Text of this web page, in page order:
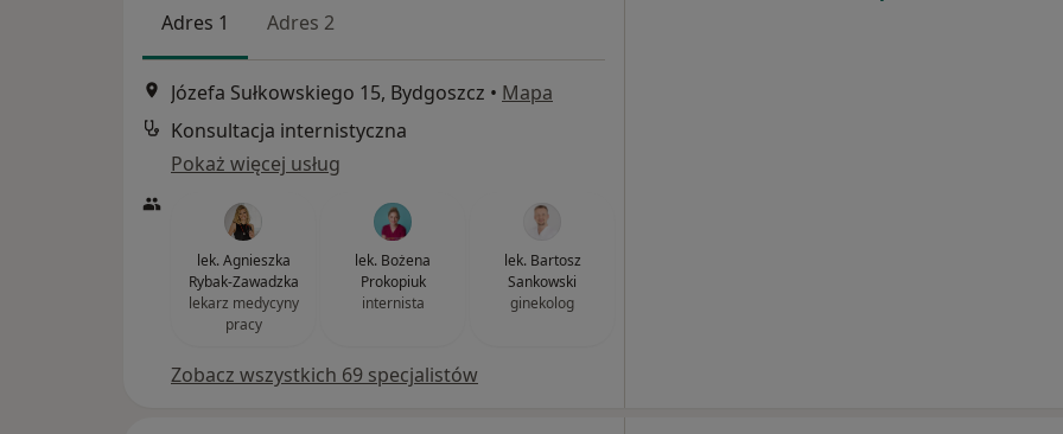
Adres 1 Adres 2
Józefa Sułkowskiego 15, Bydgoszcz • Mapa
Konsultacja internistyczna
Pokaż więcej usług
lek. Agnieszka
Rybak-Zawadzka
lekarz medycyny
pracy
lek. Bożena
Prokopiuk
internista
lek. Bartosz
Sankowski
ginekolog
Zobacz wszystkich 69 specjalistów